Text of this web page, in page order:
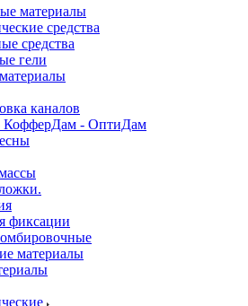
материалы
средства
средства
гели
каналов
КофферДам - ОптиДам
фиксации
материалы